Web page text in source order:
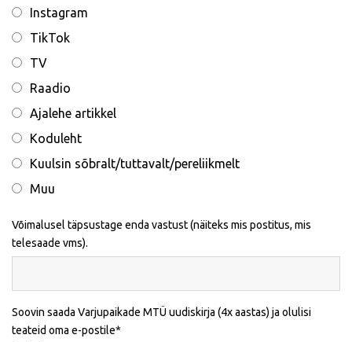
Instagram
TikTok
TV
Raadio
Ajalehe artikkel
Koduleht
Kuulsin sõbralt/tuttavalt/pereliikmelt
Muu
Võimalusel täpsustage enda vastust (näiteks mis postitus, mis
telesaade vms).
Soovin saada Varjupaikade MTÜ uudiskirja (4x aastas) ja olulisi
teateid oma e-postile